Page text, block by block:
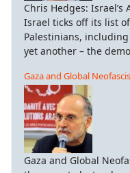
Chris Hedges: Israel’s
Israel ticks off its list
Palestinians,
yet another – the
Gaza and Global
Gaza and Global